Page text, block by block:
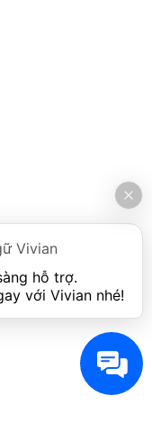
Vivian
hỗ trợ.
với Vivian nhé!